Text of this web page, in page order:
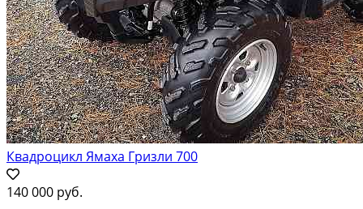
Квадроцикл Ямаха Гризли 700
140 000 руб.